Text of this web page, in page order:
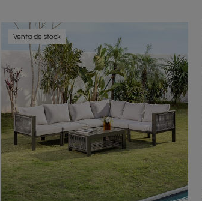
Venta de stock